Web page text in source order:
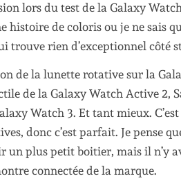
lors du test de la Galaxy
histoire de coloris ou je ne sais
trouve rien d’exceptionnel côté
de la lunette rotative sur la
de la Galaxy Watch Active 2,
Watch 3. Et tant mieux.
donc c’est parfait. Je pense
un plus petit boitier, mais il
connectée de la marque.